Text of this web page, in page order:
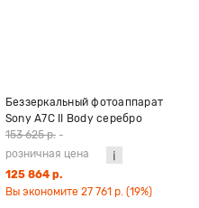
Беззеркальный фотоаппарат
Sony A7С II Body серебро
153 625 р. -
розничная цена
125 864 р.
Вы экономите 27 761 р. (19%)